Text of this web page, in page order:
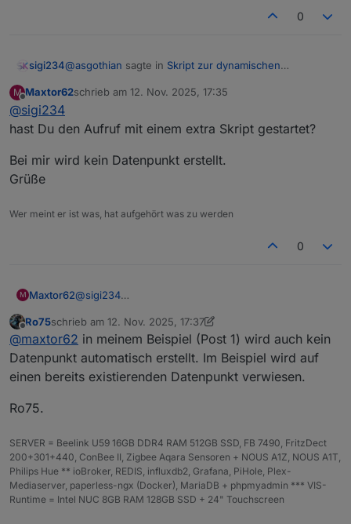
0
sigi234@asgothian sagte in Skript zur dynamischen
Edit:
M
Offline
Maxtor62schrieb am 12. Nov. 2025, 17:35
zuletzt editiert von
@sigi234
hast Du den Aufruf mit einem extra Skript gestartet?
Bei mir wird kein Datenpunkt erstellt.
Grüße
Wer meint er ist was, hat aufgehört was zu werden
0
M Maxtor62@sigi234
Bei mir wird kein Datenpunkt erstellt.
Grüße
Offline
Ro75schrieb am 12. Nov. 2025, 17:37
zuletzt editiert von Ro7511. Dez. 2025, 18:37
@maxtor62 in meinem Beispiel (Post 1) wird auch kein
Datenpunkt automatisch erstellt. Im Beispiel wird auf
einen bereits existierenden Datenpunkt verwiesen.
Ro75.
SERVER = Beelink U59 16GB DDR4 RAM 512GB SSD, FB 7490, FritzDect
200+301+440, ConBee II, Zigbee Aqara Sensoren + NOUS A1Z, NOUS A1T,
Philips Hue ** ioBroker, REDIS, influxdb2, Grafana, PiHole, Plex-
Mediaserver, paperless-ngx (Docker), MariaDB + phpmyadmin *** VIS-
Runtime = Intel NUC 8GB RAM 128GB SSD + 24" Touchscreen